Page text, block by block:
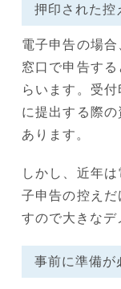
押印された控
電子申告の場
窓口で申告す
らいます。受
に提出する際
あります。
しかし、近年
子申告の控えだ
すので大きなデ
事前に準備が